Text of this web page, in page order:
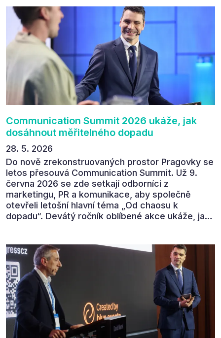
zúčastnit i příštího ročníku. „Příjemná konference,
výborný program, hezké prostory, Daniel Stach
absolutně nejlepší moderátor!!!“ Tak shrnul
Communication Summit jeden z 330 účastníků ve
své zpětné vazbě. Ta potvrdila, co bylo slyšet i
cítit po celý 9. červen v Pragovce – že ročník s
tématem „Od chaosu k dopadu“ se skutečně
povedl.
Communication Summit 2026 ukáže, jak
dosáhnout měřitelného dopadu
28. 5. 2026
Do nově zrekonstruovaných prostor Pragovky se
letos přesouvá Communication Summit. Už 9.
června 2026 se zde setkají odborníci z
marketingu, PR a komunikace, aby společně
otevřeli letošní hlavní téma „Od chaosu k
dopadu“. Devátý ročník oblíbené akce ukáže, jak